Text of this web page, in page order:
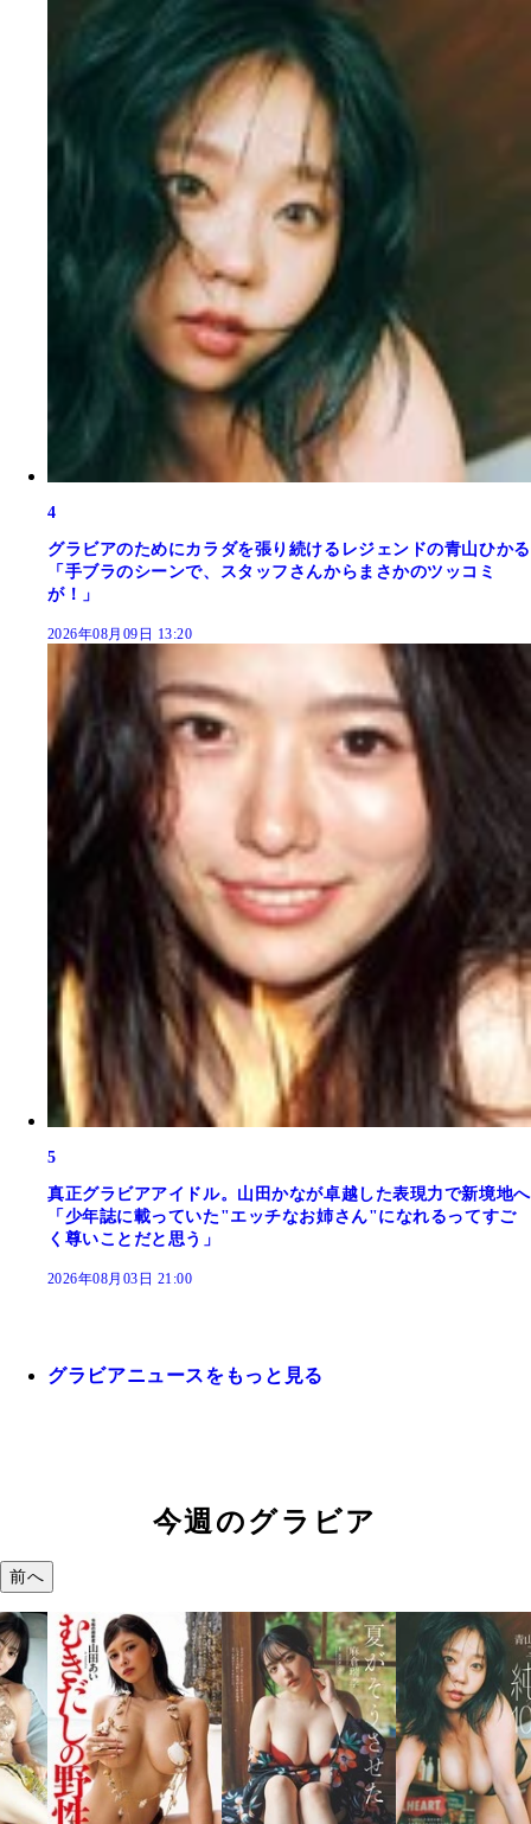
4
グラビアのためにカラダを張り続けるレジェンドの青山ひかる
「手ブラのシーンで、スタッフさんからまさかのツッコミ
が！」
2026年08月09日 13:20
5
真正グラビアアイドル。山田かなが卓越した表現力で新境地へ
「少年誌に載っていた"エッチなお姉さん"になれるってすご
く尊いことだと思う」
2026年08月03日 21:00
グラビアニュースをもっと見る
今週のグラビア
前へ
溝端 葵『もう
つの、あおい
で。』